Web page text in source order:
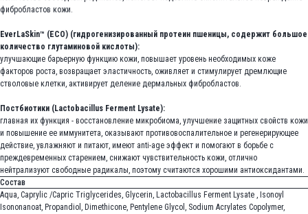
фибробластов кожи.
EverLaSkin™ (ECO) (гидрогенизированный протеин пшеницы, содержит большое
количество глутаминовой кислоты):
улучшающие барьерную функцию кожи, повышает уровень необходимых коже
факторов роста, возвращает эластичность, оживляет и стимулирует дремлющие
стволовые клетки, активирует деление дермальных фибробластов.
Постбиотики (Lactobacillus Ferment Lysate):
главная их функция - восстановление микробиома, улучшение защитных свойств кожи
и повышение ее иммунитета, оказывают противовоспалительное и регенерирующее
действие, увлажняют и питают, имеют anti-age эффект и помогают в борьбе с
преждевременных старением, снижают чувствительность кожи, отлично
нейтрализуют свободные радикалы, поэтому считаются хорошими антиоксидантами.
Состав
Aqua, Caprylic /Capric Triglycerides, Glycerin, Lactobacillus Ferment Lysate , Isonoyl
Isononanoat, Propandiol, Dimethicone, Pentylene Glycol, Sodium Acrylates Copolymer,